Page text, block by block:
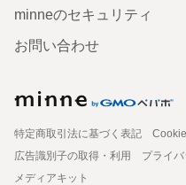
minneのセキュリティ
お問い合わせ
特定商取引法に基づく表記
広告識別子の取得・利用
プライ
メディアキット